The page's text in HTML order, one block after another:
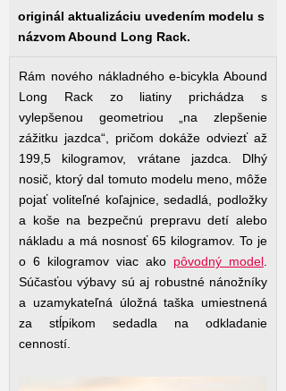
originál aktualizáciu uvedením modelu s
názvom Abound Long Rack.
Rám nového nákladného e-bicykla Abound
Long Rack zo liatiny prichádza s
vylepšenou geometriou „na zlepšenie
zážitku jazdca“, pričom dokáže odviezť až
199,5 kilogramov, vrátane jazdca. Dlhý
nosič, ktorý dal tomuto modelu meno, môže
pojať voliteľné koľajnice, sedadlá, podložky
a koše na bezpečnú prepravu detí alebo
nákladu a má nosnosť 65 kilogramov. To je
o 6 kilogramov viac ako pôvodný model
Súčasťou výbavy sú aj robustné nánožníky
a uzamykateľná úložná taška umiestnená
za stĺpikom sedadla na odkladanie
cenností.